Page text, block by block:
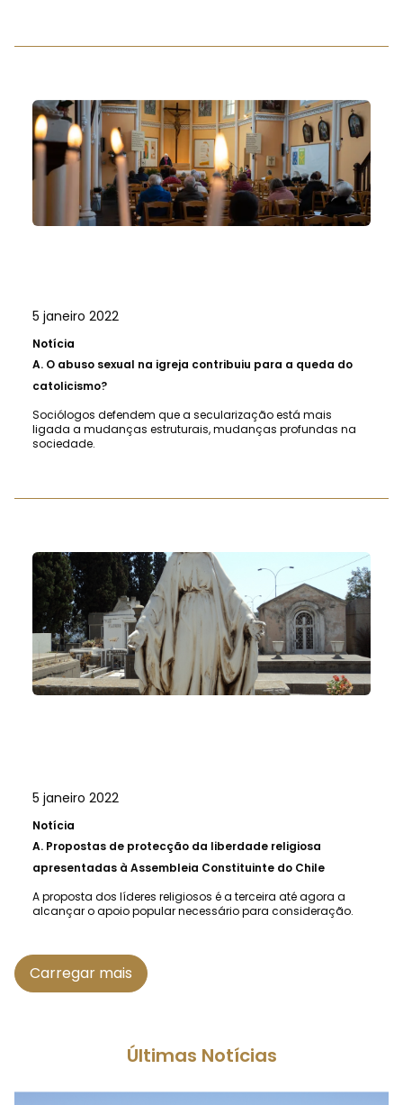
5 janeiro 2022
Notícia
A. O abuso sexual na igreja contribuiu para a queda do
catolicismo?
Sociólogos defendem que a secularização está mais
ligada a mudanças estruturais, mudanças profundas na
sociedade.
5 janeiro 2022
Notícia
A. Propostas de protecção da liberdade religiosa
apresentadas à Assembleia Constituinte do Chile
A proposta dos líderes religiosos é a terceira até agora a
alcançar o apoio popular necessário para consideração.
Carregar mais
Últimas Notícias